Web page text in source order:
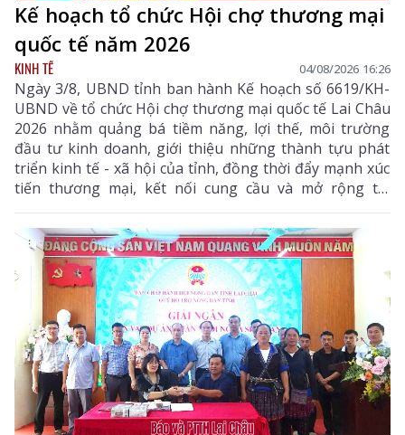
Kế hoạch tổ chức Hội chợ thương mại
quốc tế năm 2026
KINH TẾ 04/08/2026 16:26
Ngày 3/8, UBND tỉnh ban hành Kế hoạch số 6619/KH-
UBND về tổ chức Hội chợ thương mại quốc tế Lai Châu
2026 nhằm quảng bá tiềm năng, lợi thế, môi trường
đầu tư kinh doanh, giới thiệu những thành tựu phát
triển kinh tế - xã hội của tỉnh, đồng thời đẩy mạnh xúc
tiến thương mại, kết nối cung cầu và mở rộng thị
trường tiêu thụ cho các sản phẩm đặc hữu, sản phẩm
OCOP và các mặt hàng có tiềm năng xuất khẩu của địa
phương.